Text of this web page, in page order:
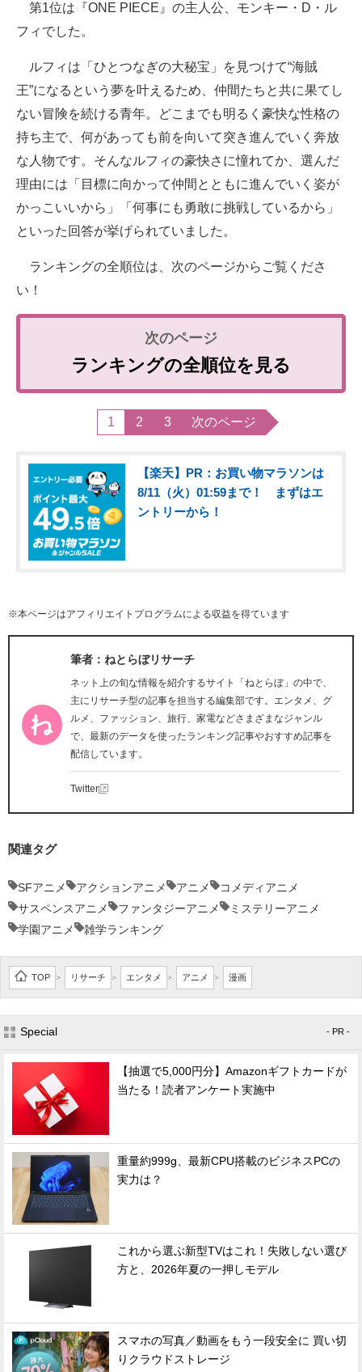
第1位は『ONE PIECE』の主人公、モンキー・D・ル
フィでした。
ルフィは「ひとつなぎの大秘宝」を見つけて“海賊
王”になるという夢を叶えるため、仲間たちと共に果てし
ない冒険を続ける青年。どこまでも明るく豪快な性格の
持ち主で、何があっても前を向いて突き進んでいく奔放
な人物です。そんなルフィの豪快さに憧れてか、選んだ
理由には「目標に向かって仲間とともに進んでいく姿が
かっこいいから」「何事にも勇敢に挑戦しているから」
といった回答が挙げられていました。
ランキングの全順位は、次のページからご覧くださ
い！
ランキングの全順位を見る
1 2 3 次のページ
【楽天】PR：お買い物マラソンは
8/11（火）01:59まで！ まずはエ
ントリーから！
※本ページはアフィリエイトプログラムによる収益を得ています
筆者：ねとらぼリサーチ
ネット上の旬な情報を紹介するサイト「ねとらぼ」の中で、
主にリサーチ型の記事を担当する編集部です。エンタメ、グ
ルメ、ファッション、旅行、家電などさまざまなジャンル
で、最新のデータを使ったランキング記事やおすすめ記事を
配信しています。
Twitter
関連タグ
SFアニメ アクションアニメ アニメ
コメディアニメ
サスペンスアニメ
ファンタジーアニメ
ミステリーアニメ
学園アニメ
雑学ランキング
TOP > リサーチ > エンタメ > アニメ > 漫画
Special - PR -
【抽選で5,000円分】Amazonギフトカードが
当たる！読者アンケート実施中
重量約999g、最新CPU搭載のビジネスPCの
実力は？
これから選ぶ新型TVはこれ！失敗しない選び
方と、2026年夏の一押しモデル
スマホの写真／動画をもう一段安全に 買い切
りクラウドストレージ